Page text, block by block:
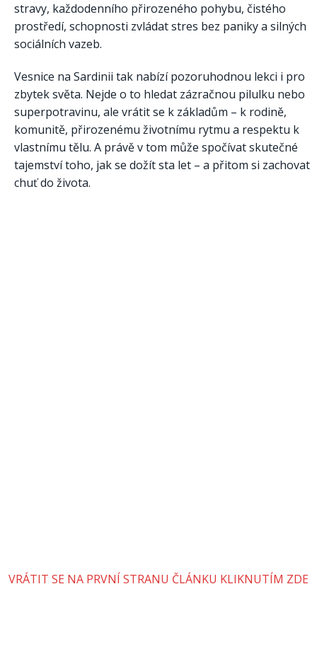
stravy, každodenního přirozeného pohybu, čistého
prostředí, schopnosti zvládat stres bez paniky a silných
sociálních vazeb.
Vesnice na Sardinii tak nabízí pozoruhodnou lekci i pro
zbytek světa. Nejde o to hledat zázračnou pilulku nebo
superpotravinu, ale vrátit se k základům – k rodině,
komunitě, přirozenému životnímu rytmu a respektu k
vlastnímu tělu. A právě v tom může spočívat skutečné
tajemství toho, jak se dožít sta let – a přitom si zachovat
chuť do života.
VRÁTIT SE NA PRVNÍ STRANU ČLÁNKU KLIKNUTÍM ZDE